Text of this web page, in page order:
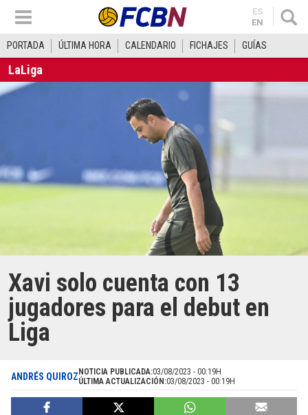
ES
EN
PORTADA ÚLTIMA HORA CALENDARIO FICHAJES GUÍAS
LaLiga
Xavi solo cuenta con 13
jugadores para el debut en
Liga
ANDRÉS QUIROZ NOTICIA PUBLICADA:03/08/2023 - 00:19H
ÚLTIMA ACTUALIZACIÓN:03/08/2023 - 00:19H